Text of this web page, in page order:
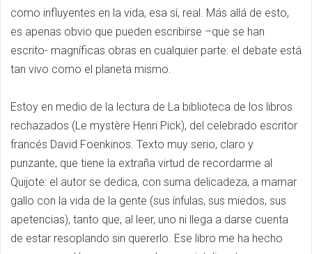
como influyentes en la vida, esa sí, real. Más allá de esto,
es apenas obvio que pueden escribirse –que se han
escrito- magníficas obras en cualquier parte: el debate está
tan vivo como el planeta mismo.
Estoy en medio de la lectura de La biblioteca de los libros
rechazados (Le mystère Henri Pick), del celebrado escritor
francés David Foenkinos. Texto muy serio, claro y
punzante, que tiene la extraña virtud de recordarme al
Quijote: el autor se dedica, con suma delicadeza, a mamar
gallo con la vida de la gente (sus ínfulas, sus miedos, sus
apetencias), tanto que, al leer, uno ni llega a darse cuenta
de estar resoplando sin quererlo. Ese libro me ha hecho